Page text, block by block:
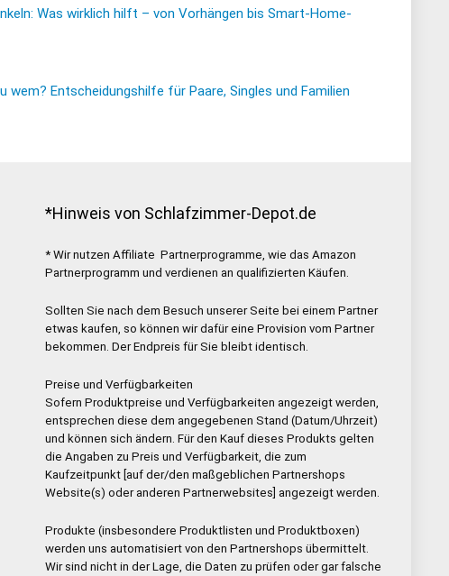
Was wirklich hilft – von Vorhängen bis Smart-Home-
wem? Entscheidungshilfe für Paare, Singles und Familien
*Hinweis von Schlafzimmer-Depot.de
* Wir nutzen Affiliate Partnerprogramme, wie das Amazon
Partnerprogramm und verdienen an qualifizierten Käufen.
Sollten Sie nach dem Besuch unserer Seite bei einem Partner
etwas kaufen, so können wir dafür eine Provision vom Partner
bekommen. Der Endpreis für Sie bleibt identisch.
Preise und Verfügbarkeiten
Sofern Produktpreise und Verfügbarkeiten angezeigt werden,
entsprechen diese dem angegebenen Stand (Datum/Uhrzeit)
und können sich ändern. Für den Kauf dieses Produkts gelten
die Angaben zu Preis und Verfügbarkeit, die zum
Kaufzeitpunkt [auf der/den maßgeblichen Partnershops
Website(s) oder anderen Partnerwebsites] angezeigt werden.
Produkte (insbesondere Produktlisten und Produktboxen)
werden uns automatisiert von den Partnershops übermittelt.
Wir sind nicht in der Lage, die Daten zu prüfen oder gar falsche